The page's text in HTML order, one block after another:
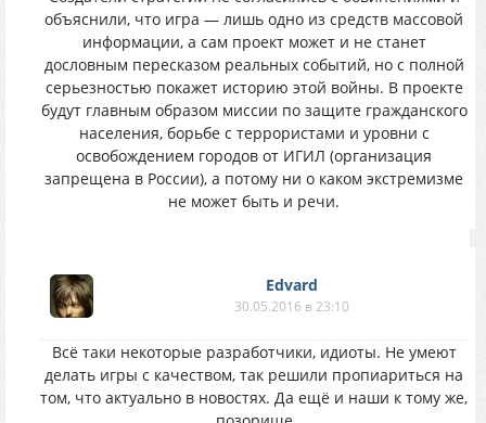
объяснили, что игра — лишь одно из средств массовой
информации, а сам проект может и не станет
дословным пересказом реальных событий, но с полной
серьезностью покажет историю этой войны. В проекте
будут главным образом миссии по защите гражданского
населения, борьбе с террористами и уровни с
освобождением городов от ИГИЛ (организация
запрещена в России), а потому ни о каком экстремизме
не может быть и речи.
Edvard
30.05.2016 в 23:10
Всё таки некоторые разработчики, идиоты. Не умеют
делать игры с качеством, так решили пропиариться на
том, что актуально в новостях. Да ещё и наши к тому же,